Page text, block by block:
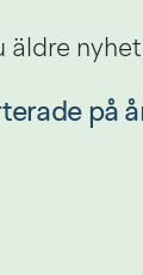
äldre
på